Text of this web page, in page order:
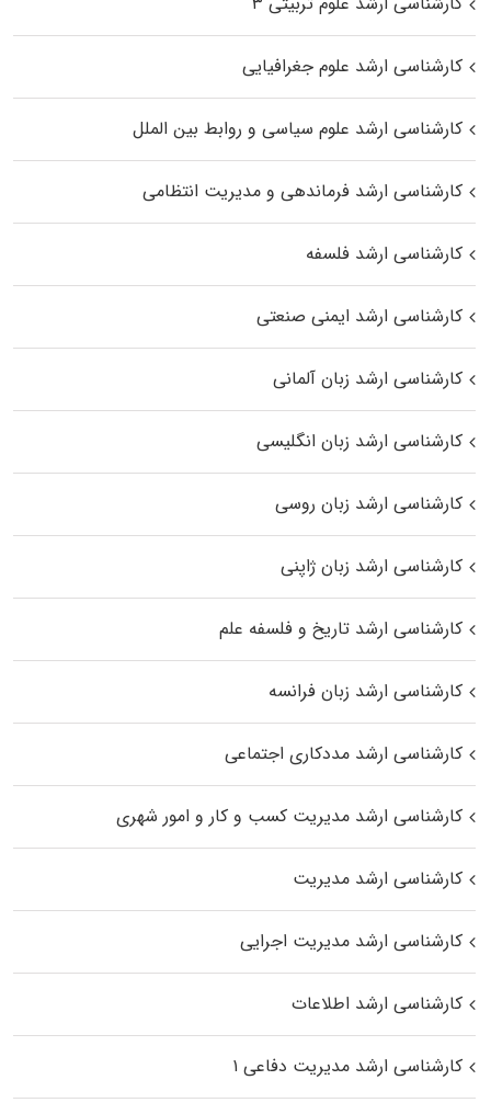
کارشناسی ارشد علوم جغرافیایی
کارشناسی ارشد علوم سیاسی و روابط بین الملل
کارشناسی ارشد فرماندهی و مدیریت انتظامی
کارشناسی ارشد فلسفه
کارشناسی ارشد ایمنی صنعتی
کارشناسی ارشد زبان آلمانی
کارشناسی ارشد زبان انگلیسی
کارشناسی ارشد زبان روسی
کارشناسی ارشد زبان ژاپنی
کارشناسی ارشد تاریخ و فلسفه علم
کارشناسی ارشد زبان فرانسه
کارشناسی ارشد مددکاری اجتماعی
کارشناسی ارشد مدیریت کسب و کار و امور شهری
کارشناسی ارشد مدیریت
کارشناسی ارشد مدیریت اجرایی
کارشناسی ارشد اطلاعات
کارشناسی ارشد مدیریت دفاعی ۱